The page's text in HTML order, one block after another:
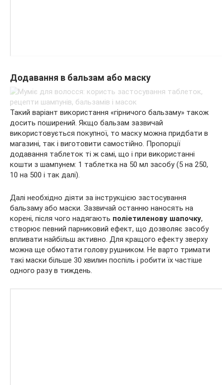
Додавання в бальзам або маску
Такий варіант використання «гірничого бальзаму» також
досить поширений. Якщо бальзам зазвичай
використовується покупної, то маску можна придбати в
магазині, так і виготовити самостійно. Пропорції
додавання таблеток ті ж самі, що і при використанні
кошти з шампунем: 1 таблетка на 50 мл засобу (5 на 250,
10 на 500 і так далі).
Далі необхідно діяти за інструкцією застосування
бальзаму або маски. Зазвичай останню наносять на
корені, після чого надягають поліетиленову шапочку,
створює певний парниковий ефект, що дозволяє засобу
впливати найбільш активно. Для кращого ефекту зверху
можна ще обмотати голову рушником. Не варто тримати
такі маски більше 30 хвилин поспіль і робити їх частіше
одного разу в тиждень.